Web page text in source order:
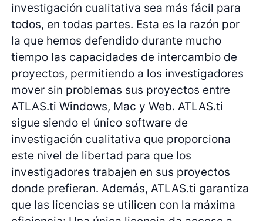
investigación cualitativa sea más fácil para
todos, en todas partes. Esta es la razón por
la que hemos defendido durante mucho
tiempo las capacidades de intercambio de
proyectos, permitiendo a los investigadores
mover sin problemas sus proyectos entre
ATLAS.ti Windows, Mac y Web. ATLAS.ti
sigue siendo el único software de
investigación cualitativa que proporciona
este nivel de libertad para que los
investigadores trabajen en sus proyectos
donde prefieran. Además, ATLAS.ti garantiza
que las licencias se utilicen con la máxima